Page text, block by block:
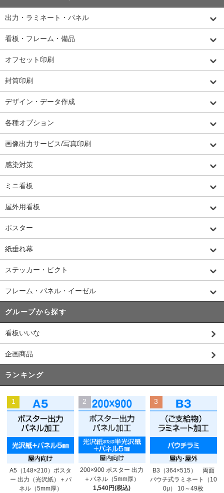
出力・ラミネート・パネル
看板・フレーム・備品
オフセット印刷
封筒印刷
デザイン・データ作成
各種オプション
画像出力サービス/写真印刷
感染対策
ミニ看板
屋外用看板
ポスター
紙垂れ幕
ステッカー・ピクト
フレーム・パネル・イーゼル
グループから探す
看板いいな
企画商品
ランキング
1
A5（148×210）ポスタ
ー 出力（光沢紙）＋パ
ネル（5mm厚）
2
200×900 ポスター 出力
＋パネル（5mm厚）
1,540円(税込)
3
B3（364×515） 両面
パウチ式ラミネート（10
0μ） 10～49枚